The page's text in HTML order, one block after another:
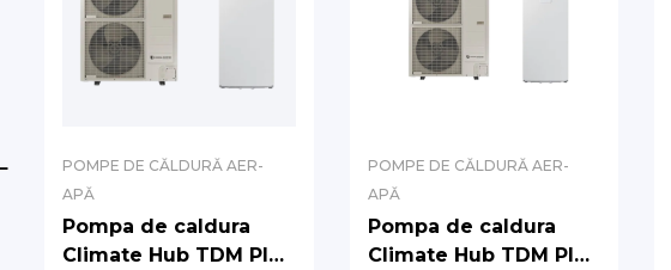
POMPE DE CĂLDURĂ AER-
APĂ
Pompa de caldura
Climate Hub TDM Plus
POMPE DE CĂLDURĂ AER-
APĂ
Pompa de caldura
Climate Hub TDM Plus